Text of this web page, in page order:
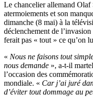
Le chancelier allemand Olaf
atermoiements et son
dimanche (8 mai) à la
déclenchement de
ferait pas « tout » ce qu’on
« Nous ne faisons tout
nous demande », a-t-il
l’occasion des
mondiale. « Car j’ai juré
d’éviter tout dommage au